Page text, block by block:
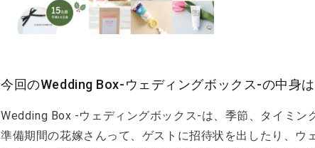
今回のWedding Box-ウェディングボックス-の中身は
Wedding Box -ウェディングボックス-は、季節、タイミン
準備期間の花嫁さんって、ゲストに招待状を出したり、ウ